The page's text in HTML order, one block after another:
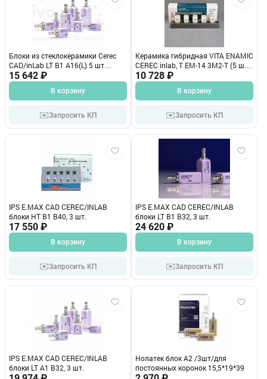
Блоки из стеклокерамики Cerec
CAD/inLab LT В1 A16(L) 5 шт
644389 АКЦИЯ
15 642 ₽
В корзину
✉️Запросить КП
Керамика гибридная VITA ENAMIC
CEREC inlab, T EM-14 3М2-T (5 шт.)
ЕС43М2ТЕМ14
10 728 ₽
В корзину
✉️Запросить КП
IPS E.MAX CAD CEREC/INLAB
блоки HT B1 B40, 3 шт.
17 550 ₽
В корзину
✉️Запросить КП
IPS E.MAX CAD CEREC/INLAB
блоки LT B1 B32, 3 шт.
24 620 ₽
В корзину
✉️Запросить КП
IPS E.MAX CAD CEREC/INLAB
блоки LT A1 B32, 3 шт.
Нолатек блок А2 /3шт/для
постоянных коронок 15,5*19*39